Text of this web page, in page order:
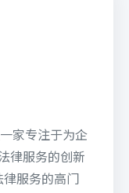
家专注于为企
律服务的创新
服务的高门